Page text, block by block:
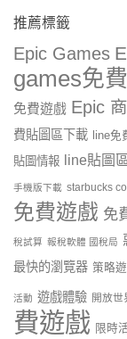
推薦標籤
Epic Games
games免
免費遊戲 Epic
費貼圖區下載
line免
貼圖情報
line貼圖
手機版下載 starbucks
免費遊戲 免
稅試算 報稅軟體 國稅局
最快的瀏覽器 策略
活動 遊戲體驗 開放世
費遊戲 限時